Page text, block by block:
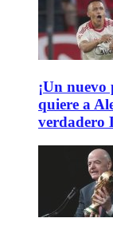
¡Un
quiere a
verdadero